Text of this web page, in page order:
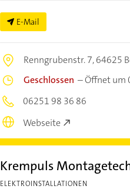
E-Mail
Renngrubenstr. 7,64625
Geschlossen –Öffnet um
06251 98 36 86
Webseite
Krempuls
ELEKTROINSTALLATIONEN